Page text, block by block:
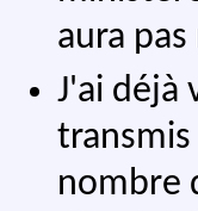
aura
J'ai déjà
transmis
nombre